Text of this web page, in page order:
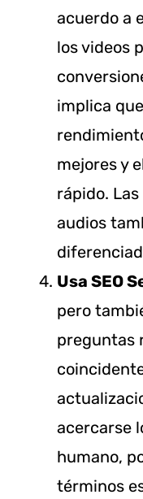
acuerdo a
los videos
implica
mejores y
rápido.
audios
Usa SEO
pero
preguntas
acercarse
humano,
términos